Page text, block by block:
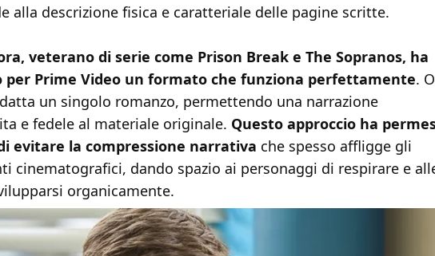
alla descrizione fisica e caratteriale delle pagine scritte.
veterano di serie come Prison Break e The Sopranos, ha
per Prime Video un formato che funziona perfettamente.
un singolo romanzo, permettendo una narrazione
e fedele al materiale originale. Questo approccio ha
evitare la compressione narrativa che spesso affligge gli
cinematografici, dando spazio ai personaggi di respirare e
organicamente.